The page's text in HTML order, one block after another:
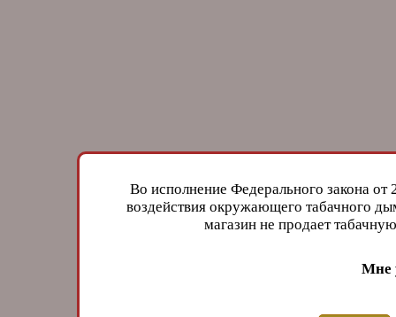
Во исполнение Федерального закона
воздействия окружающего табачного
магазин не продает
Мне